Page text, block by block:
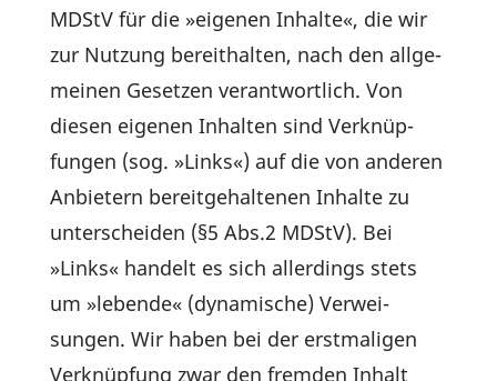
MDStV für die »eigenen Inhalte«, die wir
zur Nutzung bereit­halten, nach den allge­
meinen Gesetzen verant­wort­lich. Von
diesen eigenen Inhalten sind Verknüp­
fungen (sog. »Links«) auf die von anderen
Anbie­tern bereit­ge­hal­tenen Inhalte zu
unter­scheiden (§5 Abs.2 MDStV). Bei
»Links« handelt es sich aller­dings stets
um »lebende« (dyna­mi­sche) Verwei­
sungen. Wir haben bei der erst­ma­ligen
Verknüp­fung zwar den fremden Inhalt